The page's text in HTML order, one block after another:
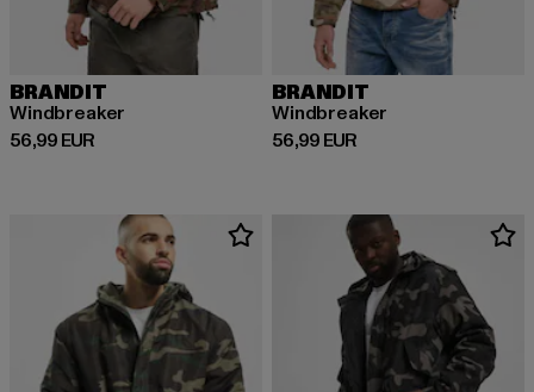
BRANDIT
Windbreaker
56,99 EUR
Derzeitiger Preis: 56,99 EUR
BRANDIT
Windbreaker
56,99 EUR
Derzeitiger Preis: 56,99 EUR